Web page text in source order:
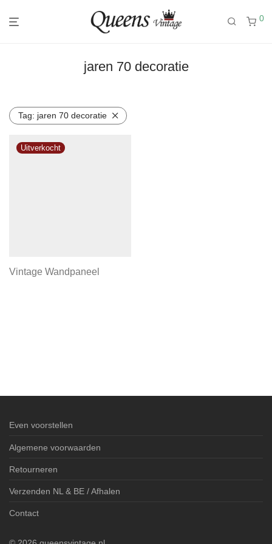
0
jaren 70 decoratie
Tag: jaren 70 decoratie
Vintage Wandpaneel
Even voorstellen
Algemene voorwaarden
Retourneren
Verzenden NL & BE / Afhalen
Contact